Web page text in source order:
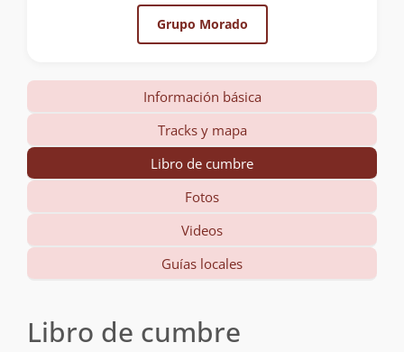
Grupo Morado
Información básica
Tracks y mapa
Libro de cumbre
Fotos
Videos
Guías locales
Libro de cumbre